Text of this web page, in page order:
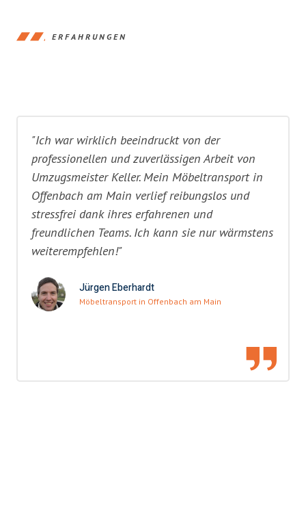
ERFAHRUNGEN
"Ich war wirklich beeindruckt von der
professionellen und zuverlässigen Arbeit von
Umzugsmeister Keller. Mein Möbeltransport in
Offenbach am Main verlief reibungslos und
stressfrei dank ihres erfahrenen und
freundlichen Teams. Ich kann sie nur wärmstens
weiterempfehlen!"
Jürgen Eberhardt
Möbeltransport in Offenbach am Main